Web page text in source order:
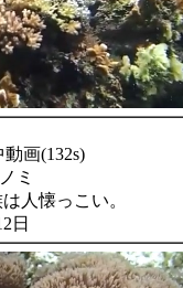
動画(132s)
ミ
人懐っこい。
日